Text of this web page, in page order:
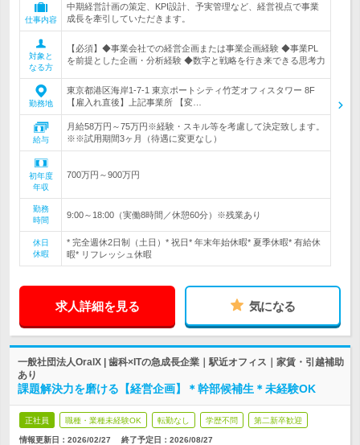
仕事内容
中期経営計画の策定、KPI設計、予実管理など、経営視点で事業
成長を牽引していただきます。
対象と
なる方
【必須】◆事業会社での経営企画または事業企画経験 ◆事業PL
を前提とした企画・分析経験 ◆数字と戦略を行き来できる思考力
勤務地
東京都港区海岸1-7-1 東京ポートシティ竹芝オフィスタワー 8F
【雇入れ直後】上記事業所 【変…
給与
月給58万円～75万円※経験・スキル等を考慮して決定致します。
※※試用期間3ヶ月（待遇に変更なし）
初年度
年収
700万円～900万円
勤務
時間
9:00～18:00（実働8時間／休憩60分）※残業あり
休日
休暇
* 完全週休2日制（土日）* 祝日* 年末年始休暇* 夏季休暇* 有給休
暇* リフレッシュ休暇
求人詳細を見る 気になる
一般社団法人OralX | 歯科×ITの急成長企業｜駅近オフィス｜家賃・引越補助
あり
課題解決力を磨ける【経営企画】＊幹部候補生＊未経験OK
正社員 職種・業種未経験OK 転勤なし 学歴不問 第二新卒歓迎
情報更新日：2026/02/27 終了予定日： 2026/08/27